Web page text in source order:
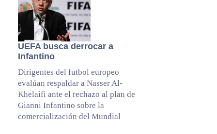
UEFA busca derrocar a
Infantino
Dirigentes del futbol europeo
evalúan respaldar a Nasser Al-
Khelaifi ante el rechazo al plan de
Gianni Infantino sobre la
comercialización del Mundial